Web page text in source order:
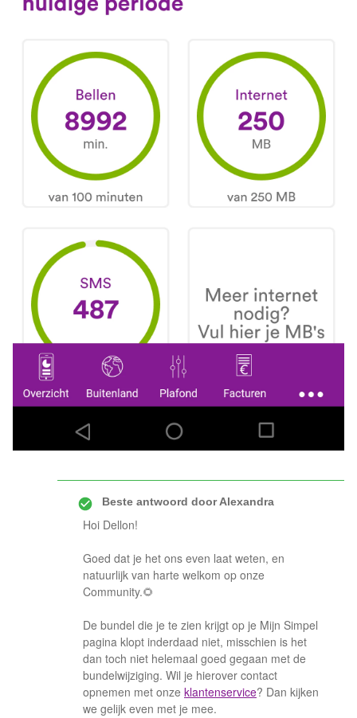
Beste antwoord doorAlexandra
Hoi Dellon!
Goed dat je het ons even laat weten, en
natuurlijk van harte welkom op onze
Community.🌻
De bundel die je te zien krijgt op je Mijn Simpel
pagina klopt inderdaad niet, misschien is het
dan toch niet helemaal goed gegaan met de
bundelwijziging. Wil je hierover contact
opnemen met onze klantenservice? Dan kijken
we gelijk even met je mee.